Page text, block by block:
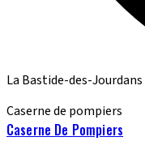
La Bastide-des-Jourdans
Caserne de pompiers
Caserne De Pompiers